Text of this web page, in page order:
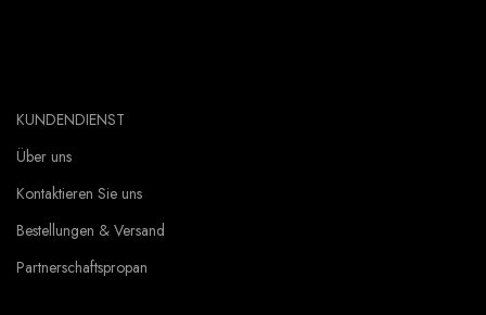
KUNDENDIENST
Über uns
Kontaktieren Sie uns
Bestellungen & Versand
Partnerschaftspropan